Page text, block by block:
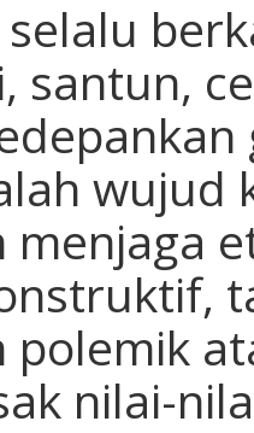
santun,
wujud
menjaga
polemik
nilai-